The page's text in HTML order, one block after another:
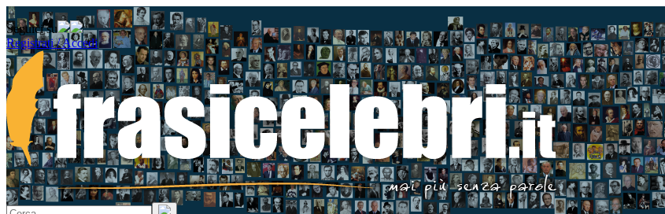
Seguici su
Registrati / Accedi